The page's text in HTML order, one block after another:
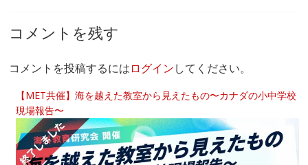
コメントを残す
コメントを投稿するにはログインしてください。
【MET共催】海を越えた教室から見えたもの〜カナダの小中学校
現場報告〜